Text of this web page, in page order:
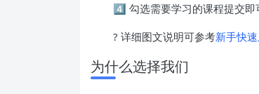
4️⃣ 勾选需要学习的课程提交即
? 详细图文说明可参考新手快
为什么选择我们